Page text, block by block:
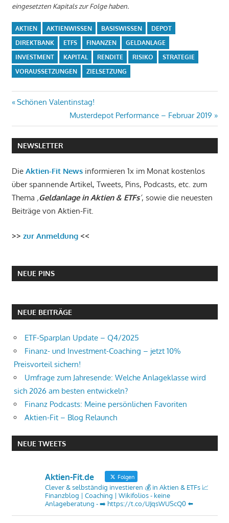
eingesetzten Kapitals zur Folge haben.
AKTIEN AKTIENWISSEN BASISWISSEN
DEPOT
DIREKTBANK
ETFS FINANZEN
GELDANLAGE
INVESTMENT
KAPITAL RENDITE RISIKO
STRATEGIE
VORAUSSETZUNGEN
ZIELSETZUNG
Beitragsnavigation
Vorheriger
Schönen Valentinstag!
Nächster
Beitrag:
Musterdepot Performance – Februar 2019
NEWSLETTER
Die Aktien-Fit Newsinformieren 1x im Monat kostenlos
über spannende Artikel, Tweets, Pins, Podcasts, etc. zum
Thema ‚Geldanlage in Aktien & ETFs‘, sowie die neuesten
Beiträge von Aktien-Fit.
>> zur Anmeldung<<
NEUE PINS
NEUE BEITRÄGE
ETF-Sparplan Update – Q4/2025
Finanz- und Investment-Coaching – jetzt 10%
Preisvorteil sichern!
Umfrage zum Jahresende: Welche Anlageklasse wird
sich 2026 am besten entwickeln?
Finanz Podcasts: Meine persönlichen Favoriten
Aktien-Fit – Blog Relaunch
NEUE TWEETS
Aktien-Fit.de Folgen
Clever & selbständig investieren 💰 in Aktien & ETFs 📈
Finanzblog | Coaching | Wikifolios - keine
Anlageberatung - ➡️ https://t.co/UJqsWUScQ0 ⬅️